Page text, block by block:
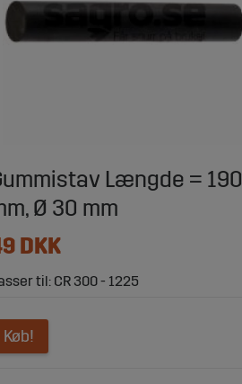
Længde = 190
Ø 30 mm
DKK
til: CR 300 - 1225
Køb!